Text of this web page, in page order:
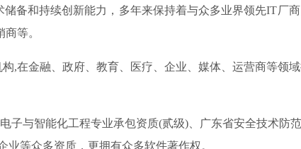
和持续创新能力，多年来保持着与众多业界领先IT厂
等。
金融、政府、教育、医疗、企业、媒体、运营商等领
智能化工程专业承包资质(贰级)、广东省安全技术防范
业等众多资质，更拥有众多软件著作权。